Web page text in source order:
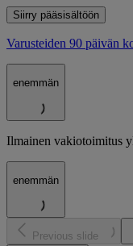
Siirry pääsisältöön
Varusteiden 90 päivän
enemmän
Ilmainen vakiotoimitus
enemmän
Previous slide